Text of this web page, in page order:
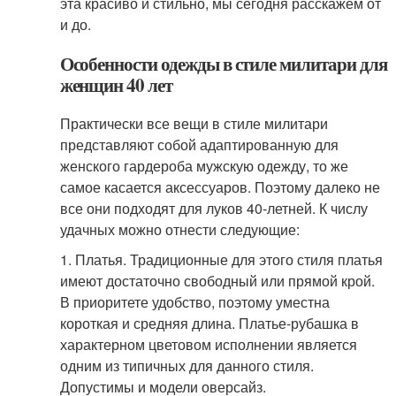
и до.
Особенности одежды в стиле милитари для
женщин 40 лет
Практически все вещи в стиле милитари
представляют собой адаптированную для
женского гардероба мужскую одежду, то же
самое касается аксессуаров. Поэтому далеко не
все они подходят для луков 40-летней. К числу
удачных можно отнести следующие:
1. Платья. Традиционные для этого стиля платья
имеют достаточно свободный или прямой крой.
В приоритете удобство, поэтому уместна
короткая и средняя длина. Платье-рубашка в
характерном цветовом исполнении является
одним из типичных для данного стиля.
Допустимы и модели оверсайз.